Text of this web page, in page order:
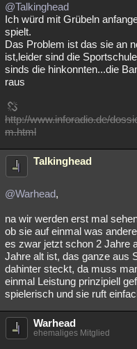
@Talkinghead
Ich würd mit Grübeln
spielt.
Das Problem ist das sie an
ist,leider sind die
sinds die hinkonnten...die
raus
http://www.inforadio.de/
m.html
Talkinghead
@Warhead,
na wir werden erst mal
ob sie auf einmal was
es zwar jetzt schon 2 Jahre
Jahre alt ist, das ganze aus
dahinter steckt, da muss
einmal Leistung prinzipiell
spielerisch und sie ruft
Warhead
ehemaliges Mitglied